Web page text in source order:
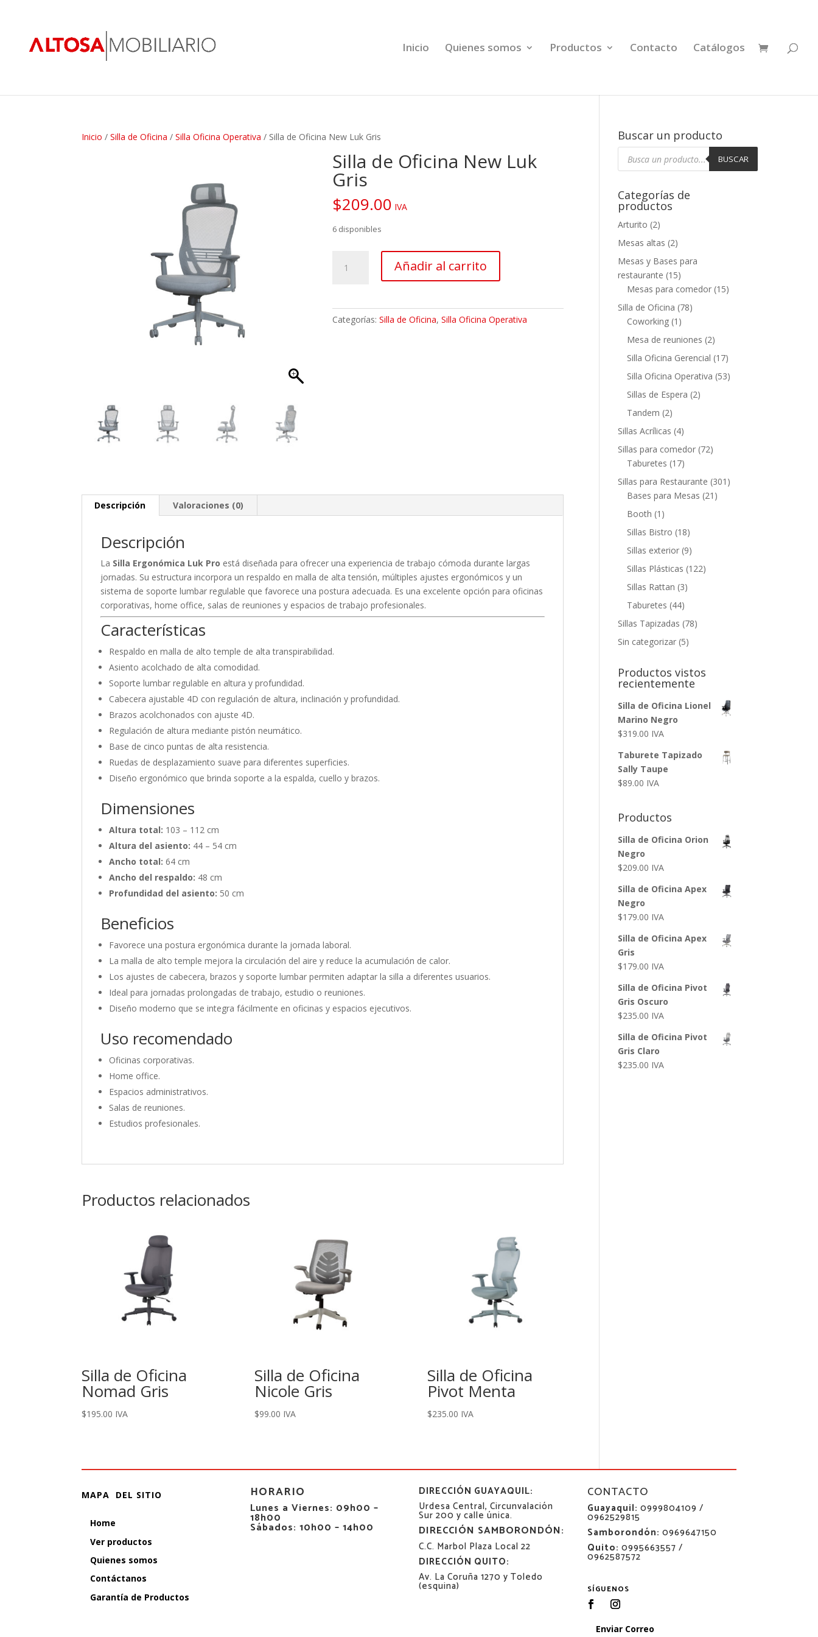
Inicio Quienes somos Productos Contacto Catálogos
Inicio /Silla de Oficina /Silla Oficina Operativa / Silla de Oficina New Luk Gris
Silla de Oficina New Luk
Gris
$209.00 IVA
6 disponibles
Añadir al carrito
Categorías:Silla de Oficina,Silla Oficina Operativa
Descripción Valoraciones (0)
Descripción
La Silla Ergonómica Luk Pro está diseñada para ofrecer una experiencia de trabajo cómoda durante largas
jornadas. Su estructura incorpora un respaldo en malla de alta tensión, múltiples ajustes ergonómicos y un
sistema de soporte lumbar regulable que favorece una postura adecuada. Es una excelente opción para oficinas
corporativas, home office, salas de reuniones y espacios de trabajo profesionales.
Características
Respaldo en malla de alto temple de alta transpirabilidad.
Asiento acolchado de alta comodidad.
Soporte lumbar regulable en altura y profundidad.
Cabecera ajustable 4D con regulación de altura, inclinación y profundidad.
Brazos acolchonados con ajuste 4D.
Regulación de altura mediante pistón neumático.
Base de cinco puntas de alta resistencia.
Ruedas de desplazamiento suave para diferentes superficies.
Diseño ergonómico que brinda soporte a la espalda, cuello y brazos.
Dimensiones
Altura total: 103 – 112 cm
Altura del asiento: 44 – 54 cm
Ancho total: 64 cm
Ancho del respaldo: 48 cm
Profundidad del asiento: 50 cm
Beneficios
Favorece una postura ergonómica durante la jornada laboral.
La malla de alto temple mejora la circulación del aire y reduce la acumulación de calor.
Los ajustes de cabecera, brazos y soporte lumbar permiten adaptar la silla a diferentes usuarios.
Ideal para jornadas prolongadas de trabajo, estudio o reuniones.
Diseño moderno que se integra fácilmente en oficinas y espacios ejecutivos.
Uso recomendado
Oficinas corporativas.
Home office.
Espacios administrativos.
Salas de reuniones.
Estudios profesionales.
Productos relacionados
Silla de Oficina
Nomad Gris
$195.00 IVA
Silla de Oficina
Nicole Gris
$99.00 IVA
Silla de Oficina
Pivot Menta
$235.00 IVA
Buscar un producto
Búsqueda
productos
BUSCAR
Categorías de
productos
Arturito (2)
Mesas altas (2)
Mesas y Bases para
restaurante (15)
Mesas para comedor (15)
Silla de Oficina (78)
Coworking (1)
Mesa de reuniones (2)
Silla Oficina Gerencial (17)
Silla Oficina Operativa (53)
Sillas de Espera (2)
Tandem (2)
Sillas Acrílicas (4)
Sillas para comedor (72)
Taburetes (17)
Sillas para Restaurante (301)
Bases para Mesas (21)
Booth (1)
Sillas Bistro (18)
Sillas exterior (9)
Sillas Plásticas (122)
Sillas Rattan (3)
Taburetes (44)
Sillas Tapizadas (78)
Sin categorizar (5)
Productos vistos
recientemente
Silla de Oficina Lionel
Marino Negro
$319.00 IVA
Taburete Tapizado
Sally Taupe
$89.00 IVA
Productos
Silla de Oficina Orion
Negro
$209.00 IVA
Silla de Oficina Apex
Negro
$179.00 IVA
Silla de Oficina Apex
Gris
$179.00 IVA
Silla de Oficina Pivot
Gris Oscuro
$235.00 IVA
Silla de Oficina Pivot
Gris Claro
$235.00 IVA
MAPA DEL SITIO
Home
Ver productos
Quienes somos
Contáctanos
Garantía de Productos
HORARIO
Lunes a Viernes: 09h00 –
18h00
Sábados: 10h00 – 14h00
DIRECCIÓN GUAYAQUIL:
Urdesa Central, Circunvalación
Sur 200 y calle única.
DIRECCIÓN SAMBORONDÓN:
C.C. Marbol Plaza Local 22
DIRECCIÓN QUITO:
Av. La Coruña 1270 y Toledo
(esquina)
CONTACTO
Guayaquil: 0999804109 /
0962529815
Samborondón: 0969647150
Quito: 0995663557 /
0962587572
SÍGUENOS
Enviar Correo